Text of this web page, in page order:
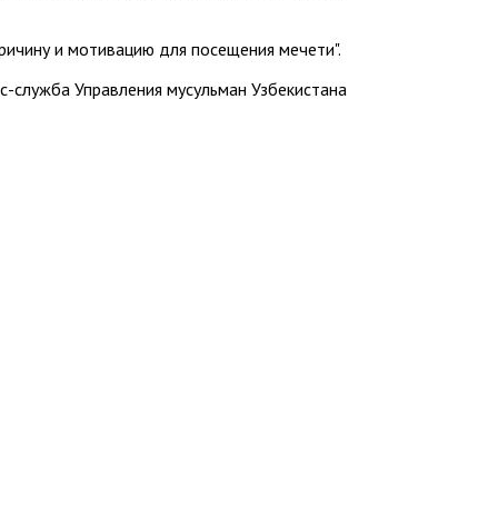
и мотивацию для посещения мечети".
служба Управления мусульман Узбекистана